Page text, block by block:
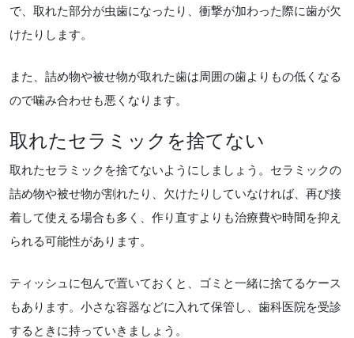
で、取れた部分が虫歯になったり、衝撃が加わった際に歯が欠
けたりします。
また、詰め物や被せ物が取れた歯は周囲の歯よりもの低くなる
ので噛み合わせも悪くなります。
取れたセラミックを捨てない
取れたセラミックを捨てないようにしましょう。セラミックの
詰め物や被せ物が割れたり、欠けたりしていなければ、再び接
着して使える場合も多く、作り直すよりも治療費や時間を抑え
られる可能性があります。
ティッシュに包んで置いておくと、ゴミと一緒に捨てるケース
もあります。小さな容器などに入れて保管し、歯科医院を受診
するときに持っていきましょう。